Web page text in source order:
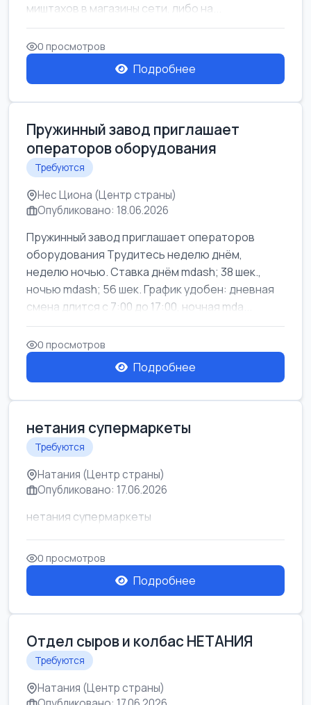
миштахов в магазины сети, либо на...
0 просмотров
Подробнее
Пружинный завод приглашает
операторов оборудования
Требуются
Нес Циона (Центр страны)
Опубликовано: 18.06.2026
Пружинный завод приглашает операторов
оборудования Трудитесь неделю днём,
неделю ночью. Ставка днём mdash; 38 шек.,
ночью mdash; 56 шек. График удобен: дневная
смена длится с 7:00 до 17:00, ночная mda...
0 просмотров
Подробнее
нетания супермаркеты
Требуются
Натания (Центр страны)
Опубликовано: 17.06.2026
нетания супермаркеты
0 просмотров
Подробнее
Отдел сыров и колбас НЕТАНИЯ
Требуются
Натания (Центр страны)